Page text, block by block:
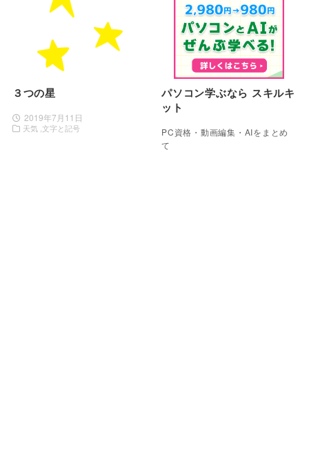
３つの星
2019年7月11日
天気 文字と記号
パソコン学ぶなら スキルキ
ット
PC資格・動画編集・AIをまとめ
て